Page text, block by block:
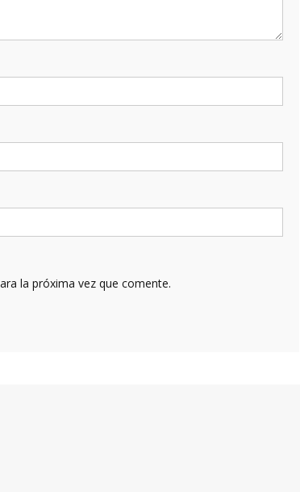
la próxima vez que comente.